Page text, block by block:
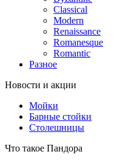
Classical
Modern
Renaissance
Romanesque
Romantic
Разное
Новости и акции
Мойки
Барные стойки
Столешницы
Что такое Пандора